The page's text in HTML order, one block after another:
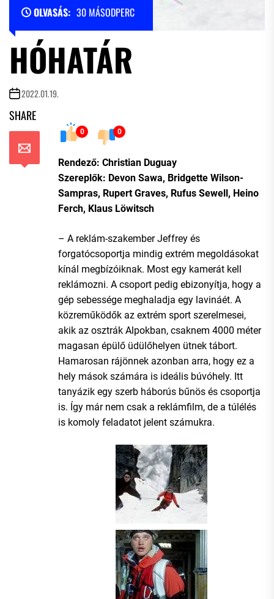
OLVASÁS: 30 MÁSODPERC
HÓHATÁR
2022.01.19.
SHARE
0 0
Rendező: Christian Duguay
Szereplők: Devon Sawa, Bridgette Wilson-
Sampras, Rupert Graves, Rufus Sewell, Heino
Ferch, Klaus Löwitsch
– A reklám-szakember Jeffrey és
forgatócsoportja mindig extrém megoldásokat
kínál megbízóiknak. Most egy kamerát kell
reklámozni. A csoport pedig ebizonyítja, hogy a
gép sebessége meghaladja egy lavináét. A
közreműködők az extrém sport szerelmesei,
akik az osztrák Alpokban, csaknem 4000 méter
magasan épülő üdülőhelyen ütnek tábort.
Hamarosan rájönnek azonban arra, hogy ez a
hely mások számára is ideális búvóhely. Itt
tanyázik egy szerb háborús bűnös és csoportja
is. Így már nem csak a reklámfilm, de a túlélés
is komoly feladatot jelent számukra.